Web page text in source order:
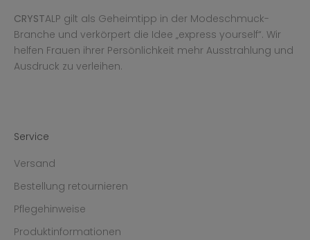
CRYSTALP gilt als Geheimtipp in der Modeschmuck-
Branche und verkörpert die Idee „express yourself“. Wir
helfen Frauen ihrer Persönlichkeit mehr Ausstrahlung und
Ausdruck zu verleihen.
Service
Versand
Bestellung retournieren
Pflegehinweise
Produktinformationen